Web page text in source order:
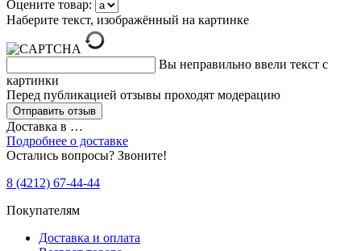
Оцените товар:
Наберите текст, изображённый на картинке
Вы неправильно ввели текст с
картинки
Перед публикацией отзывы проходят модерацию
Доставка в …
Подробнее о доставке
Остались вопросы? Звоните!
8 (4212) 67-44-44
Покупателям
Доставка и оплата